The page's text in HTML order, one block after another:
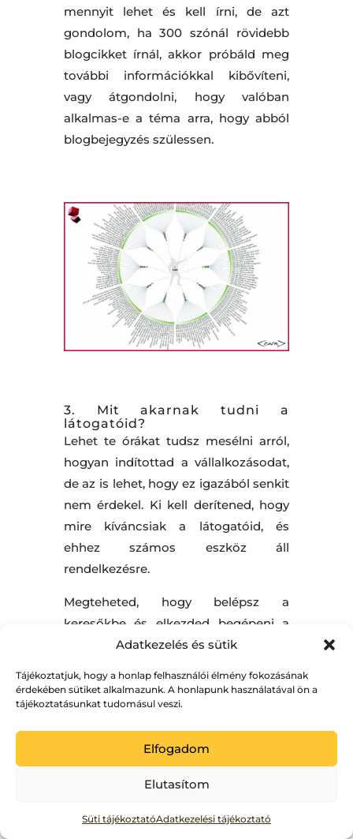
Adatkezelés és sütik
Tájékoztatjuk, hogy a honlap felhasználói élmény fokozásának
érdekében sütiket alkalmazunk. A honlapunk használatával ön a
tájékoztatásunkat tudomásul veszi.
Elfogadom
Elutasítom
Süti tájékoztatóAdatkezelési tájékoztató
mennyit lehet és kell írni, de azt
gondolom, ha 300 szónál rövidebb
blogcikket írnál, akkor próbáld meg
további információkkal kibővíteni,
vagy átgondolni, hogy valóban
alkalmas-e a téma arra, hogy abból
blogbejegyzés szülessen.
3. Mit akarnak tudni a
látogatóid?
Lehet te órákat tudsz mesélni arról,
hogyan indítottad a vállalkozásodat,
de az is lehet, hogy ez igazából senkit
nem érdekel. Ki kell derítened, hogy
mire kíváncsiak a látogatóid, és
ehhez számos eszköz áll
rendelkezésre.
Megteheted, hogy belépsz a
keresőkbe és elkezded begépeni a
kulcsszavaidat, vagy amit annak
opciókat a szavak vagy a mondatok
befejezésére és ezekből rengeteg
hasznos információt tudhatsz meg.
Légy kreatív és szánd rá az időt, mert
annyi a baj vele, hogy csak angolul
működik, de tippeket azért lehet vele